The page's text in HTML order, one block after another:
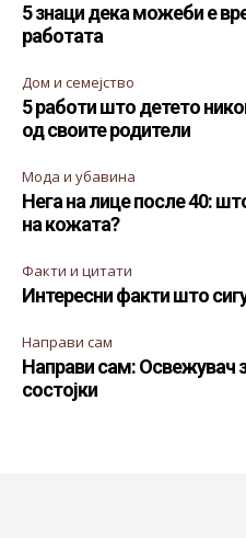
5 знаци дека можеби е
работата
Дом и семејство
5 работи што детето
од своите родители
Мода и убавина
Нега на лице после 40:
на кожата?
Факти и цитати
Интересни факти што
Направи сам
Направи сам: Освежувач
состојки